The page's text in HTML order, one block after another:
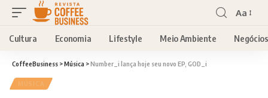
Aa
Cultura Economia Lifestyle Meio Ambiente Negócios
CoffeeBusiness >Música >Number_i lança hoje seu novo EP, GOD_i
MÚSICA